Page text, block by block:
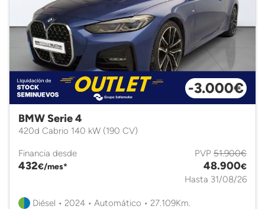
-3.000€
BMW Serie 4
420d Cabrio 140 kW (190 CV)
Financia desde
432€/mes*
PVP 51.900€
48.900€
Hasta 31/08/26
Diésel • 2024 • Automático • 27.109Km.